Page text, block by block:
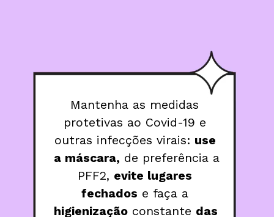
Mantenha as medidas
protetivas ao Covid-19 e
outras infecções virais: use
a máscara, de preferência a
PFF2, evite lugares
fechados
e faça a
higienização constante das